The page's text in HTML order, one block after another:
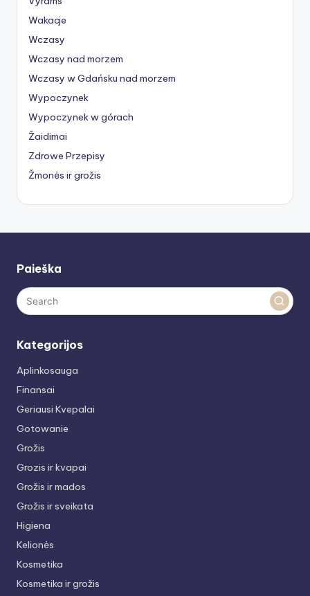
Wakacje
Wczasy
Wczasy nad morzem
Wczasy w Gdańsku nad morzem
Wypoczynek
Wypoczynek w górach
Žaidimai
Zdrowe Przepisy
Žmonės ir grožis
Paieška
Kategorijos
Aplinkosauga
Finansai
Geriausi Kvepalai
Gotowanie
Grožis
Grozis ir kvapai
Grožis ir mados
Grožis ir sveikata
Higiena
Kelionės
Kosmetika
Kosmetika ir grožis